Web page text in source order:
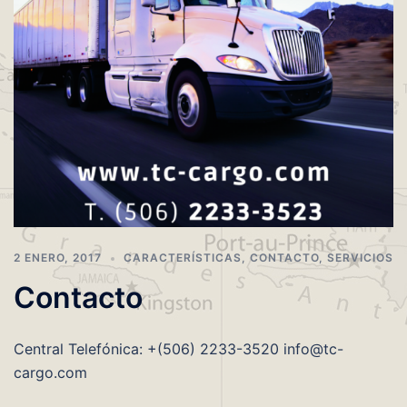
2 ENERO, 2017 CARACTERÍSTICAS , CONTACTO, SERVICIOS
Contacto
Central Telefónica: +(506) 2233-3520 info@tc-
cargo.com